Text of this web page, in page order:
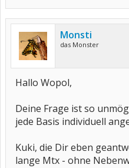
Monsti
das Monster
Hallo Wopol,
Deine Frage ist so
jede Basis individuell
Kuki, die Dir eben
lange Mtx - ohne